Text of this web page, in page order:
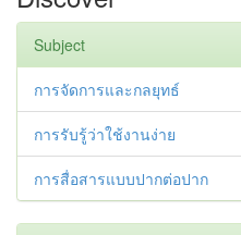
Subject
การจัดการและกลยุทธ์
การรับรู้ว่าใช้งานง่าย
การสื่อสารแบบปากต่อปาก